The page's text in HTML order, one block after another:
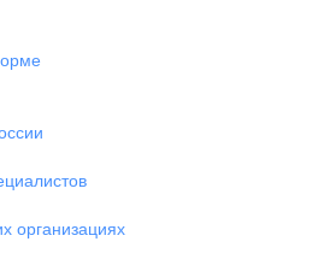
организациях